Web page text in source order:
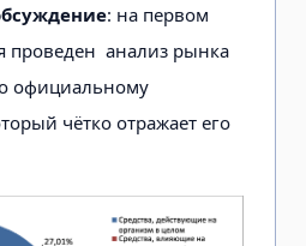
: на первом
проведен анализ рынка
официальному
чётко отражает его